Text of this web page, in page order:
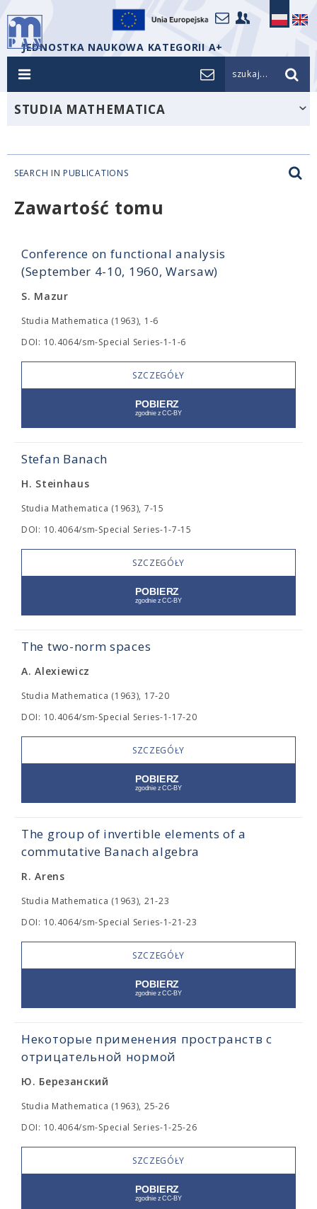
JEDNOSTKA NAUKOWA KATEGORII A+
szukaj...
STUDIA MATHEMATICA
SEARCH IN PUBLICATIONS
Zawartość tomu
Conference on functional analysis
(September 4-10, 1960, Warsaw)
S. Mazur
Studia Mathematica (1963), 1-6
DOI: 10.4064/sm-Special Series-1-1-6
SZCZEGÓŁY
Stefan Banach
H. Steinhaus
Studia Mathematica (1963), 7-15
DOI: 10.4064/sm-Special Series-1-7-15
SZCZEGÓŁY
The two-norm spaces
A. Alexiewicz
Studia Mathematica (1963), 17-20
DOI: 10.4064/sm-Special Series-1-17-20
SZCZEGÓŁY
The group of invertible elements of a
commutative Banach algebra
R. Arens
Studia Mathematica (1963), 21-23
DOI: 10.4064/sm-Special Series-1-21-23
SZCZEGÓŁY
Некоторые применения пространств с
отрицательной нормой
Ю. Березанский
Studia Mathematica (1963), 25-26
DOI: 10.4064/sm-Special Series-1-25-26
SZCZEGÓŁY